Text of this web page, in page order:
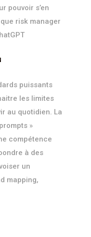
pouvoir s’en
risk manager
puissants
les limites
au quotidien. La
»
compétence
à des
un
mapping,